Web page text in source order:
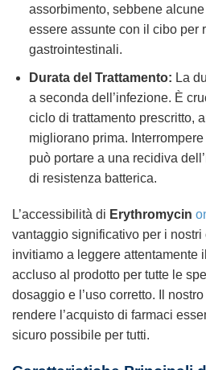
assorbimento, sebbene
essere assunte con il cibo per
gastrointestinali.
Durata del Trattamento: La
a seconda dell’infezione. È
ciclo di trattamento prescritto,
migliorano prima.
può portare a una recidiva
di resistenza batterica.
L’accessibilità di Erythromycin
vantaggio significativo per i nostri
invitiamo a leggere attentamente
accluso al prodotto per tutte le
dosaggio e l’uso corretto. Il
rendere l’acquisto di farmaci
sicuro possibile per tutti.